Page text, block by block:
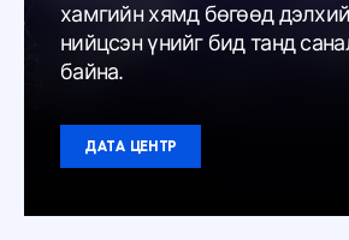
хамгийн хямд бөгөөд
нийцсэн үнийг бид танд
байна.
ДАТА ЦЕНТР